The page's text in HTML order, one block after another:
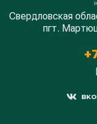
Свердловская
пгт.